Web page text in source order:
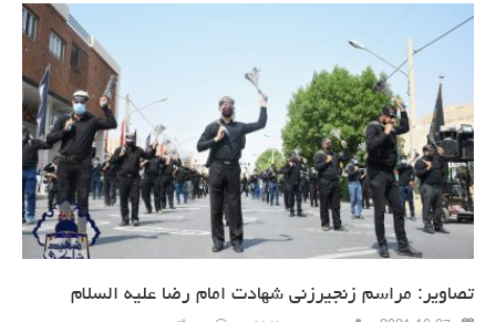
تصاویر: مراسم زنجیرزنی شهادت امام رضا علیه السلام